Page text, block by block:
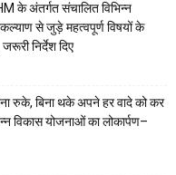
के अंतर्गत संचालित विभिन्न
से जुड़े महत्वपूर्ण विषयों के
निर्देश दिए
रुके, बिना थके अपने हर वादे को कर
विकास योजनाओं का लोकार्पण–